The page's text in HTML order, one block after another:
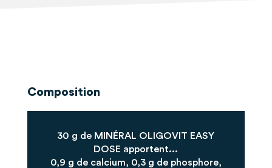
Composition
30 g de MINÉRAL OLIGOVIT EASY
DOSE apportent...
0,9 g de calcium, 0,3 g de phosphore,